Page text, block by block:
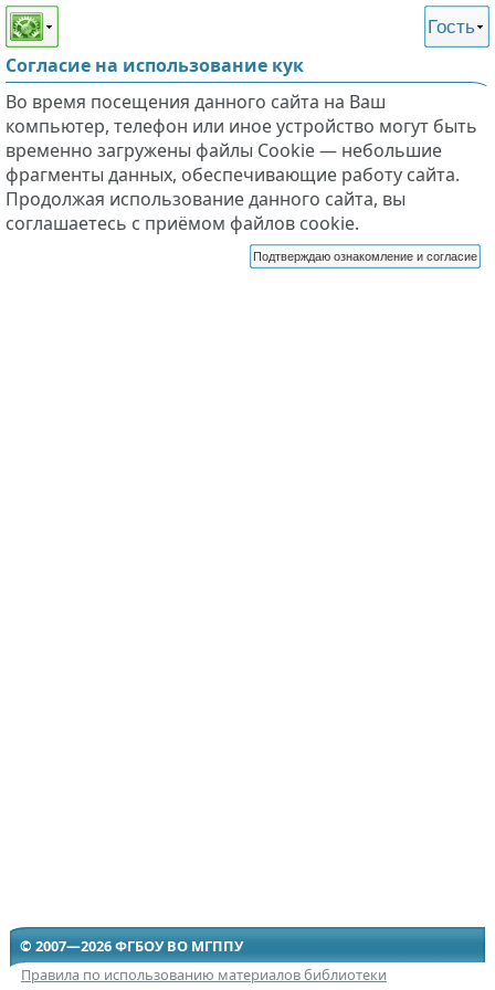
Этот сайт поддерживает
слабовидящих
Гость
Согласие на использование кук
Во время посещения данного сайта на Ваш
компьютер, телефон или иное устройство могут быть
временно загружены файлы Cookie — небольшие
фрагменты данных, обеспечивающие работу сайта.
Продолжая использование данного сайта, вы
соглашаетесь с приёмом файлов cookie.
Подтверждаю ознакомление и согласие
© 2007—2026 ФГБОУ ВО МГППУ
Правила по использованию материалов библиотеки